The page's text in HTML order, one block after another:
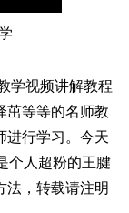
学视频讲解教程
茁等等的名师教
进行学习。今天
个人超粉的王腱
， 转载请注明